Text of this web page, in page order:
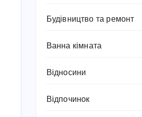
Будівництво та ремонт
Ванна кімната
Відносини
Відпочинок